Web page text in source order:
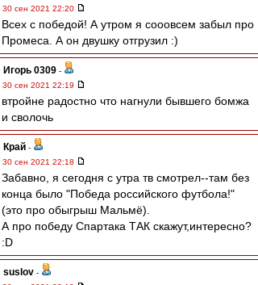
30 сен 2021 22:20
Всех с победой! А утром я сооовсем забыл про
Промеса. А он двушку отгрузил :)
Игорь 0309 -
30 сен 2021 22:19
втройне радостно что нагнули бывшего бомжа
и сволочь
Край -
30 сен 2021 22:18
Забавно, я сегодня с утра тв смотрел--там без
конца было "Победа российского футбола!"
(это про обыгрыш Мальмё).
А про победу Спартака ТАК скажут,интересно?
:D
suslov -